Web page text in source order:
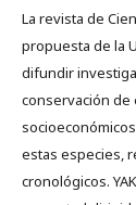
La revista de
propuesta de la
difundir
conservación de
estas especies,
cronológicos.